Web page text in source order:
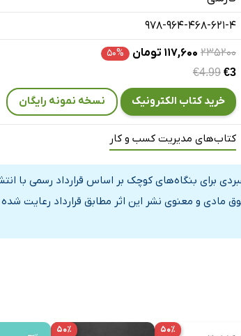
به‌ منظور عملی کردن رخدادها
کنید
978-964-468-621-4
۲۳۵۲۰۰ ۱۱۷,۶۰۰ تومان ۵۰%
€4.99 €3
خرید کتاب الکترونیک نسخه نمونه رایگان
کتاب‌های مدیریت کسب و کار
برای بنگاه‌های کوچک بر اساس قرارداد رسمی با
مادی و معنوی نشر این اثر مطابق قرارداد رعایت
۵۰٪ ۵۰٪